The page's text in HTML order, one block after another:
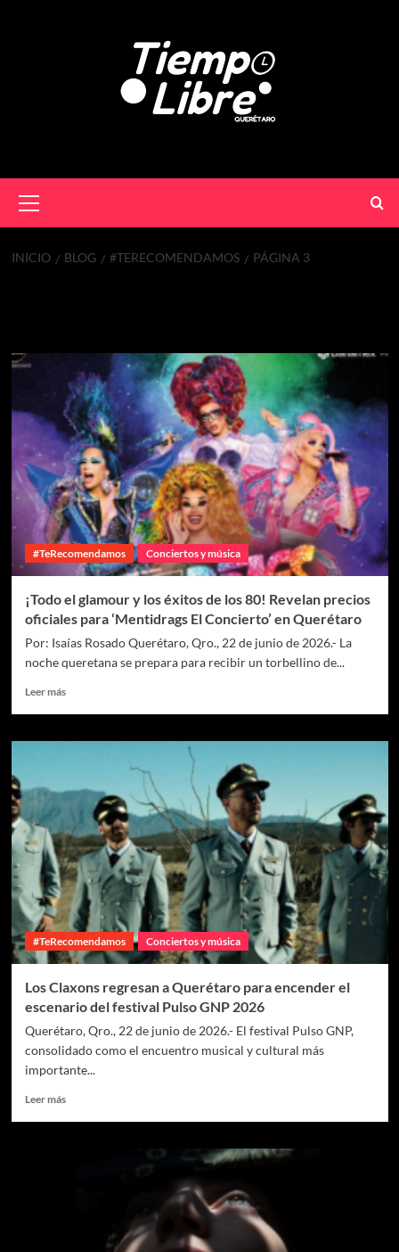
INICIO BLOG #TERECOMENDAMOS PÁGINA 3
#TeRecomendamos Conciertos y música
¡Todo el glamour y los éxitos de los 80! Revelan precios
oficiales para ‘Mentidrags El Concierto’ en Querétaro
Por: Isaías Rosado Querétaro, Qro., 22 de junio de 2026.- La
noche queretana se prepara para recibir un torbellino de...
Leer más
#TeRecomendamos Conciertos y música
Los Claxons regresan a Querétaro para encender el
escenario del festival Pulso GNP 2026
Querétaro, Qro., 22 de junio de 2026.- El festival Pulso GNP,
consolidado como el encuentro musical y cultural más
importante...
Leer más